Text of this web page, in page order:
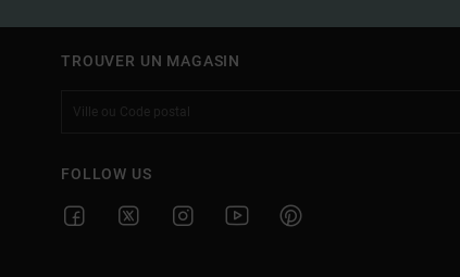
TROUVER UN MAGASIN
FOLLOW US